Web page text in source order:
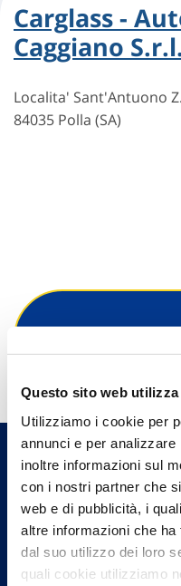
Questo sito web
Utilizziamo i cookie per
annunci e per
inoltre informazioni sul
con i nostri partner che
web e di pubblicità, i
altre informazioni che
dal suo utilizzo dei loro
quali cookie utilizziamo
Carglass -
Caggiano S.r.l.
Localita' Sant'Antuono
84035 Polla (SA)
Hai
Trova l'Agenzia
un nostro Agente.
Contattaci